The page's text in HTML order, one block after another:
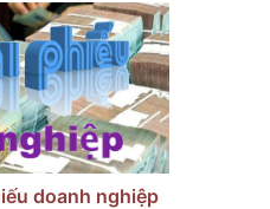
doanh nghiệp